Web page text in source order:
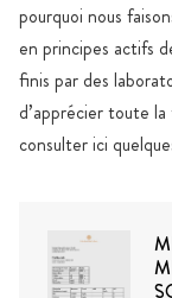
pourquoi nous
en principes actifs
finis par des
d’apprécier toute
consulter ici